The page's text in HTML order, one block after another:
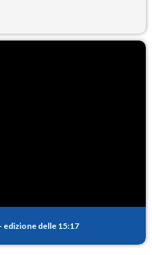
- edizione delle 15:17